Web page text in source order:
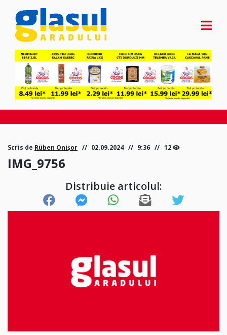
Scris de Rüben Onișor 02.09.2024 9:36 12
IMG_9756
Distribuie articolul: